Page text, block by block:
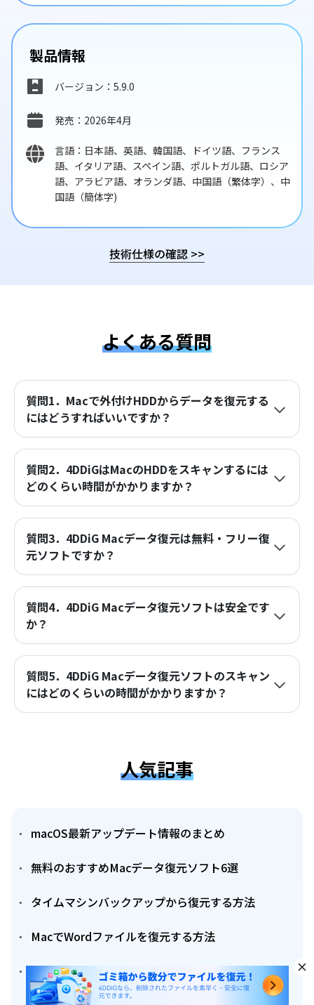
製品情報
バージョン：5.9.0
発売：2026年4月
言語：日本語、英語、韓国語、ドイツ語、フランス
語、イタリア語、スペイン語、ポルトガル語、ロシア
語、アラビア語、オランダ語、中国語（繁体字）、中
国語（簡体字)
技術仕様の確認 >>
よくある質問
質問1．Macで外付けHDDからデータを復元する
にはどうすればいいですか？
質問2．4DDiGはMacのHDDをスキャンするには
どのくらい時間がかかりますか？
質問3．4DDiG Macデータ復元は無料・フリー復
元ソフトですか？
質問4．4DDiG Macデータ復元ソフトは安全です
か？
質問5．4DDiG Macデータ復元ソフトのスキャン
にはどのくらいの時間がかかりますか？
人気記事
macOS最新アップデート情報のまとめ
無料のおすすめMacデータ復元ソフト6選
タイムマシンバックアップから復元する方法
MacでWordファイルを復元する方法
Macでゴミ箱からファイルを復元する方法